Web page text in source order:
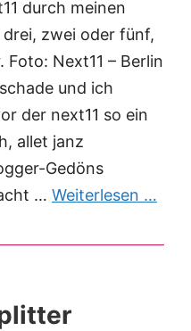
durch meinen
drei, zwei oder fünf,
Next11 – Berlin
und ich
der next11 so ein
allet janz
Gedöns
… Weiterlesen …